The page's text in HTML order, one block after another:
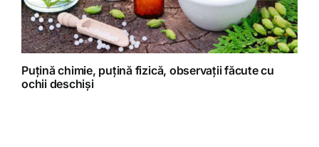
Puțină chimie, puțină fizică, observații făcute cu
ochii deschiși